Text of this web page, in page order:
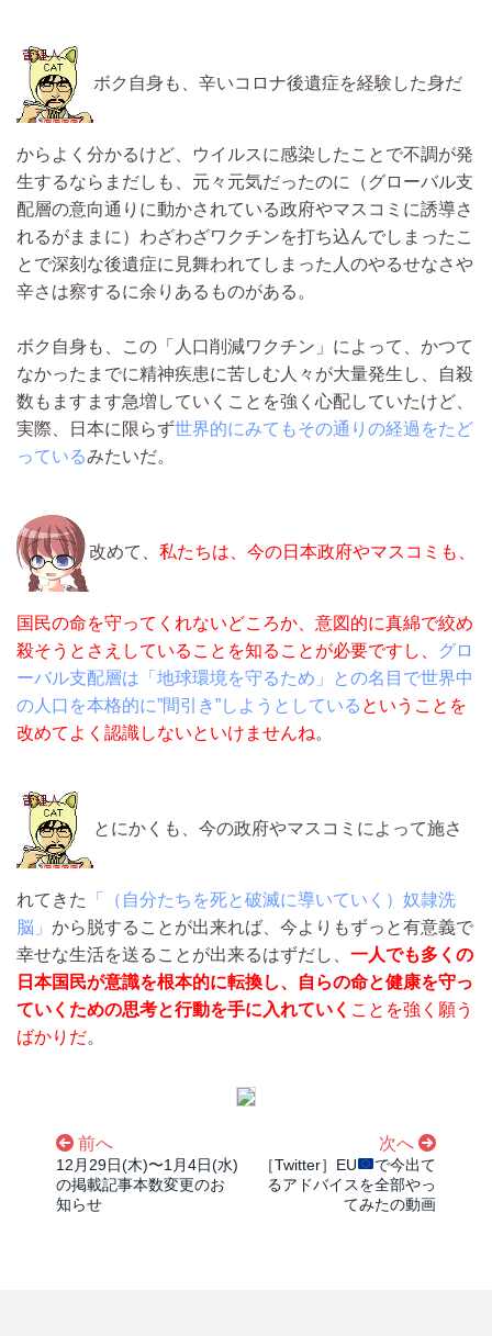
ボク自身も、辛いコロナ後遺症を経験した身だ
からよく分かるけど、ウイルスに感染したことで不調が発
生するならまだしも、元々元気だったのに（グローバル支
配層の意向通りに動かされている政府やマスコミに誘導さ
れるがままに）わざわざワクチンを打ち込んでしまったこ
とで深刻な後遺症に見舞われてしまった人のやるせなさや
辛さは察するに余りあるものがある。
ボク自身も、この「人口削減ワクチン」によって、かつて
なかったまでに精神疾患に苦しむ人々が大量発生し、自殺
数もますます急増していくことを強く心配していたけど、
実際、日本に限らず世界的にみてもその通りの経過をたど
っているみたいだ。
改めて、 私たちは、今の日本政府やマスコミも、
国民の命を守ってくれないどころか、意図的に真綿で絞め
殺そうとさえしていることを知ることが必要ですし、
グロ
ーバル支配層は「地球環境を守るため」との名目で世界中
の人口を本格的に”間引き”しようとしている ということを
改めてよく認識しないといけませんね。
とにかくも、今の政府やマスコミによって施さ
れてきた
「（自分たちを死と破滅に導いていく）奴隷洗
脳」 から脱することが出来れば、今よりもずっと有意義で
幸せな生活を送ることが出来るはずだし、 一人でも多くの
日本国民が意識を根本的に転換し、自らの命と健康を守っ
ていくための思考と行動を手に入れていく ことを強く願う
ばかりだ。
前へ
12月29日(木)〜1月4日(水)
の掲載記事本数変更のお
知らせ
次へ
［Twitter］EU
で今出て
るアドバイスを全部やっ
てみたの動画